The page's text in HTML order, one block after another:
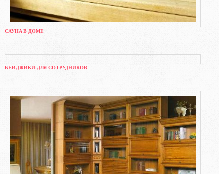
САУНА В ДОМЕ
БЕЙДЖИКИ ДЛЯ СОТРУДНИКОВ